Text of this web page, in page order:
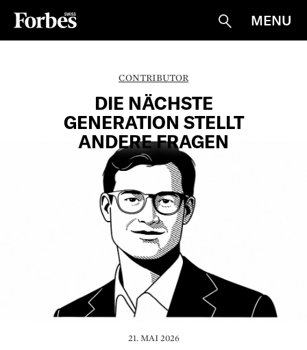
Suche
MENU
CONTRIBUTOR
DIE NÄCHSTE
GENERATION STELLT
ANDERE FRAGEN
21. MAI 2026